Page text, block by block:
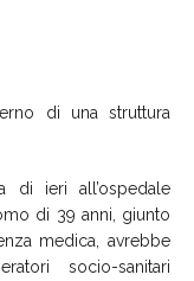
di una struttura
di ieri all’ospedale
di 39 anni, giunto
medica, avrebbe
socio-sanitari